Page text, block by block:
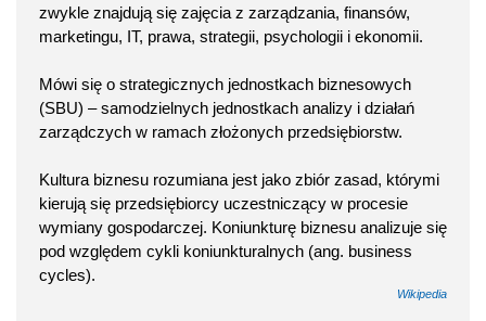
zwykle znajdują się zajęcia z zarządzania, finansów,
marketingu, IT, prawa, strategii, psychologii i ekonomii.
Mówi się o strategicznych jednostkach biznesowych
(SBU) – samodzielnych jednostkach analizy i działań
zarządczych w ramach złożonych przedsiębiorstw.
Kultura biznesu rozumiana jest jako zbiór zasad, którymi
kierują się przedsiębiorcy uczestniczący w procesie
wymiany gospodarczej. Koniunkturę biznesu analizuje się
pod względem cykli koniunkturalnych (ang. business
cycles).
Wikipedia